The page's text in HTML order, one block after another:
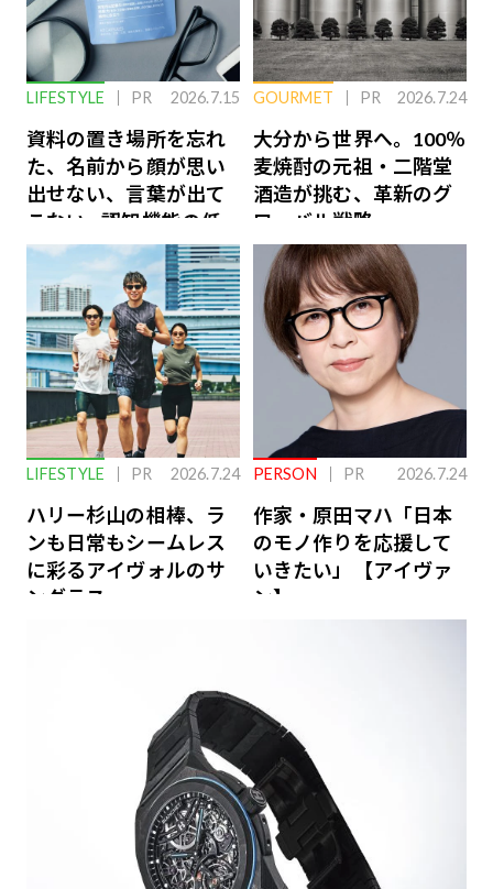
LIFESTYLE PR 2026.7.15
資料の置き場所を忘れ
た、名前から顔が思い
出せない、言葉が出て
こない…認知機能の低
下を救う、脳のインナ
ーケアとは
GOURMET PR 2026.7.24
大分から世界へ。100％
麦焼酎の元祖・二階堂
酒造が挑む、革新のグ
ローバル戦略
LIFESTYLE PR 2026.7.24
ハリー杉山の相棒、ラ
ンも日常もシームレス
に彩るアイヴォルのサ
ングラス
PERSON PR 2026.7.24
作家・原田マハ「日本
のモノ作りを応援して
いきたい」【アイヴァ
ン】